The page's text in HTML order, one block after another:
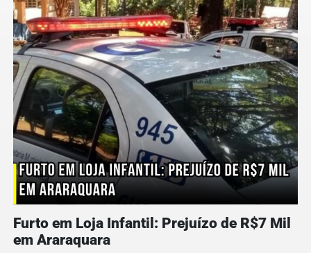
Furto em Loja Infantil: Prejuízo de R$7 Mil
em Araraquara